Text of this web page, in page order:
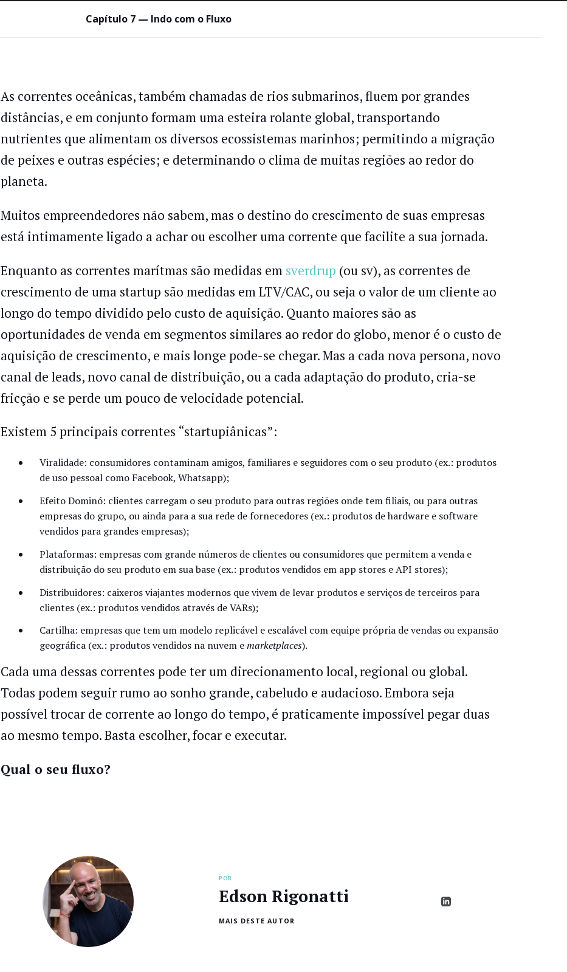
Capítulo 7 — Indo com o Fluxo
As correntes oceânicas, também chamadas de rios submarinos, fluem por grandes
distâncias, e em conjunto formam uma esteira rolante global, transportando
nutrientes que alimentam os diversos ecossistemas marinhos; permitindo a migração
de peixes e outras espécies; e determinando o clima de muitas regiões ao redor do
planeta.
Muitos empreendedores não sabem, mas o destino do crescimento de suas empresas
está intimamente ligado a achar ou escolher uma corrente que facilite a sua jornada.
Enquanto as correntes marítmas são medidas em sverdrup (ou sv), as correntes de
crescimento de uma startup são medidas em LTV/CAC, ou seja o valor de um cliente ao
longo do tempo dividido pelo custo de aquisição. Quanto maiores são as
oportunidades de venda em segmentos similares ao redor do globo, menor é o custo de
aquisição de crescimento, e mais longe pode-se chegar. Mas a cada nova persona, novo
canal de leads, novo canal de distribuição, ou a cada adaptação do produto, cria-se
fricção e se perde um pouco de velocidade potencial.
Existem 5 principais correntes “startupiânicas”:
Viralidade: consumidores contaminam amigos, familiares e seguidores com o seu produto (ex.: produtos
de uso pessoal como Facebook, Whatsapp);
Efeito Dominó: clientes carregam o seu produto para outras regiões onde tem filiais, ou para outras
empresas do grupo, ou ainda para a sua rede de fornecedores (ex.: produtos de hardware e software
vendidos para grandes empresas);
Plataformas: empresas com grande números de clientes ou consumidores que permitem a venda e
distribuição do seu produto em sua base (ex.: produtos vendidos em app stores e API stores);
Distribuidores: caixeros viajantes modernos que vivem de levar produtos e serviços de terceiros para
clientes (ex.: produtos vendidos através de VARs);
Cartilha: empresas que tem um modelo replicável e escalável com equipe própria de vendas ou expansão
geográfica (ex.: produtos vendidos na nuvem emarketplaces).
Cada uma dessas correntes pode ter um direcionamento local, regional ou global.
Todas podem seguir rumo ao sonho grande, cabeludo e audacioso. Embora seja
possível trocar de corrente ao longo do tempo, é praticamente impossível pegar duas
ao mesmo tempo. Basta escolher, focar e executar.
Qual o seu fluxo?
POR
Edson Rigonatti
MAIS DESTE AUTOR